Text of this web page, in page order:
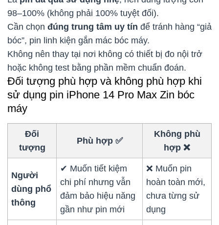
98–100% (không phải 100% tuyệt đối).
Cần chọn đúng trung tâm uy tín để tránh hàng “giả
bóc”, pin linh kiện gắn mác bóc máy.
Không nên thay tại nơi không có thiết bị đo nội trở
hoặc không test bằng phần mềm chuẩn đoán.
Đối tượng phù hợp và không phù hợp khi
sử dụng pin iPhone 14 Pro Max Zin bóc
máy
Đối
tượng
Phù hợp✅
Không phù
hợp ❌
Người
dùng phổ
thông
✔ Muốn tiết kiệm
chi phí nhưng vẫn
đảm bảo hiệu năng
gần như pin mới
❌ Muốn pin
hoàn toàn mới,
chưa từng sử
dụng